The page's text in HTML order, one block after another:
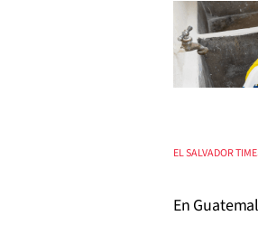
EL SALVADOR
En